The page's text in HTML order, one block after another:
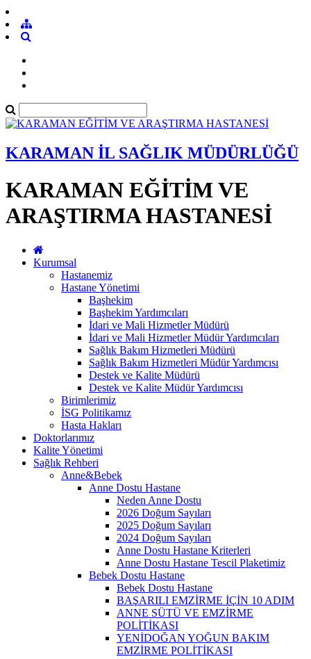
KARAMAN İL SAĞLIK MÜDÜRLÜĞÜ
KARAMAN EĞİTİM VE
ARAŞTIRMA HASTANESİ
Kurumsal
Hastanemiz
Hastane Yönetimi
Başhekim
Başhekim Yardımcıları
İdari ve Mali Hizmetler Müdürü
İdari ve Mali Hizmetler Müdür Yardımcıları
Sağlık Bakım Hizmetleri Müdürü
Sağlık Bakım Hizmetleri Müdür Yardımcısı
Destek ve Kalite Müdürü
Destek ve Kalite Müdür Yardımcısı
Birimlerimiz
İSG Politikamız
Hasta Hakları
Doktorlarımız
Kalite Yönetimi
Sağlık Rehberi
Anne&Bebek
Anne Dostu Hastane
Neden Anne Dostu
2026 Doğum Sayıları
2025 Doğum Sayıları
2024 Doğum Sayıları
Anne Dostu Hastane Kriterleri
Anne Dostu Hastane Tescil Plaketimiz
Bebek Dostu Hastane
Bebek Dostu Hastane
BAŞARILI EMZİRME İÇİN 10 ADIM
ANNE SÜTÜ VE EMZİRME
POLİTİKASI
YENİDOĞAN YOĞUN BAKIM
EMZİRME POLİTİKASI